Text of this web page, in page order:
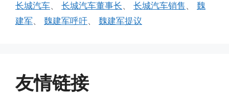
长城汽车、 长城汽车董事长、 长城汽车销售 、 魏
建军、 魏建军呼吁、 魏建军提议
友情链接